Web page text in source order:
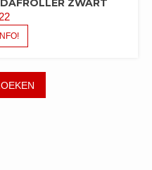
ZWART